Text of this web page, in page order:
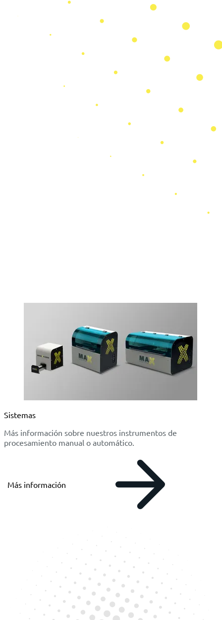
Sistemas
Más información sobre nuestros instrumentos de
procesamiento manual o automático.
Más información